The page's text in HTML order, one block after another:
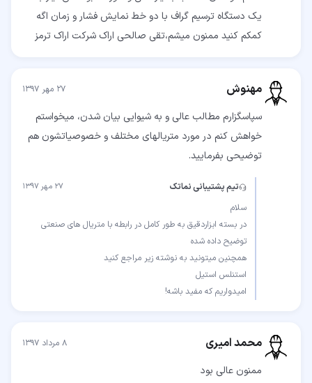
یک دستگاه ترسیم گراف با دو خط نمایش فشار و زمان اگه
کمکم کنید ممنون میشم،تقی صالحی اراک شرکت اراک ترمز
مهنوش ۲۷ مهر ۱۳۹۷
سپاسگزارم مطالب عالی و به شیوایی بیان شدن، میخواستم
خواهش كنم در مورد متریالهای مختلف و خصوصیاتشون هم
توضیحی بفرمایید.
تیم پشتیبانی نماتک ۲۷ مهر ۱۳۹۷
در بسته ابزاردقیق به طور کامل در رابطه با متریال های صنعتی
امیدواریم که مفید باشه!
محمد امیری ۸ مرداد ۱۳۹۷
ممنون عالی بود